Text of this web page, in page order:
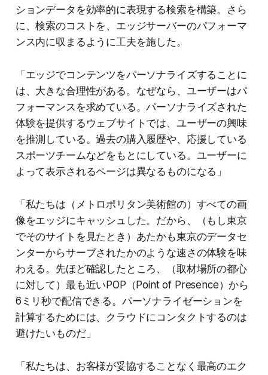
ションデータを効率的に表現する検索を構築。さら
に、検索のコストを、エッジサーバーのパフォーマ
ンス内に収まるように工夫を施した。
「エッジでコンテンツをパーソナライズすることに
は、大きな合理性がある。なぜなら、ユーザーはパ
フォーマンスを求めている。パーソナライズされた
体験を提供するウェブサイトでは、ユーザーの興味
を推測している。過去の購入履歴や、応援している
スポーツチームなどをもとにしている。ユーザーに
よって表示されるページは異なるものになる」
「私たちは（メトロポリタン美術館の）すべての画
像をエッジにキャッシュした。だから、（もし東京
でそのサイトを見たとき）あたかも東京のデータセ
ンターからサーブされたかのような速さの体験を味
わえる。先ほど確認したところ、（取材場所の都心
に対して）最も近いPOP（Point of Presence）から
6ミリ秒で配信できる。パーソナライゼーションを
計算するためには、クラウドにコンタクトするのは
避けたいものだ」
「私たちは、お客様が妥協することなく最高のエク